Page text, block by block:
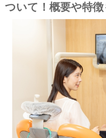
ついて！概要や特